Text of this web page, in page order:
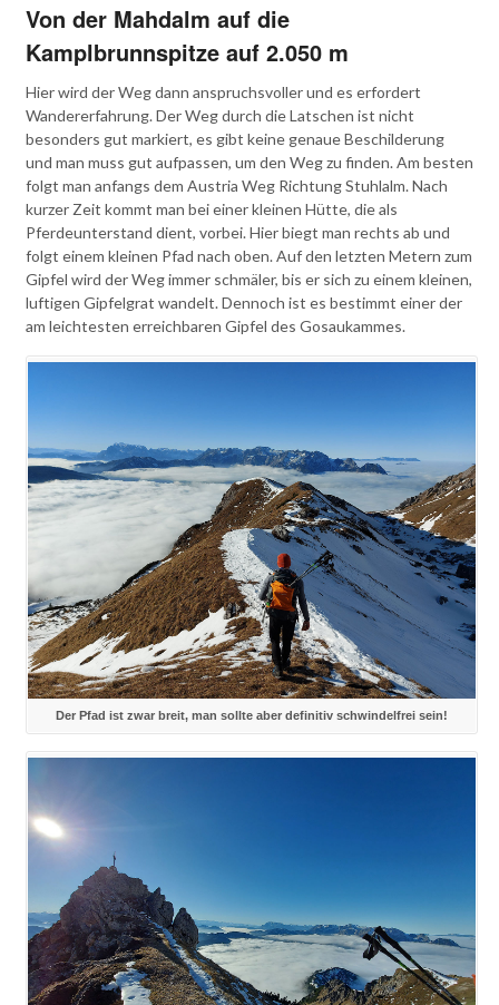
Von der Mahdalm auf die
Kamplbrunnspitze auf 2.050 m
Hier wird der Weg dann anspruchsvoller und es erfordert
Wandererfahrung. Der Weg durch die Latschen ist nicht
besonders gut markiert, es gibt keine genaue Beschilderung
und man muss gut aufpassen, um den Weg zu finden. Am besten
folgt man anfangs dem Austria Weg Richtung Stuhlalm. Nach
kurzer Zeit kommt man bei einer kleinen Hütte, die als
Pferdeunterstand dient, vorbei. Hier biegt man rechts ab und
folgt einem kleinen Pfad nach oben. Auf den letzten Metern zum
Gipfel wird der Weg immer schmäler, bis er sich zu einem kleinen,
luftigen Gipfelgrat wandelt. Dennoch ist es bestimmt einer der
am leichtesten erreichbaren Gipfel des Gosaukammes.
Der Pfad ist zwar breit, man sollte aber definitiv schwindelfrei sein!